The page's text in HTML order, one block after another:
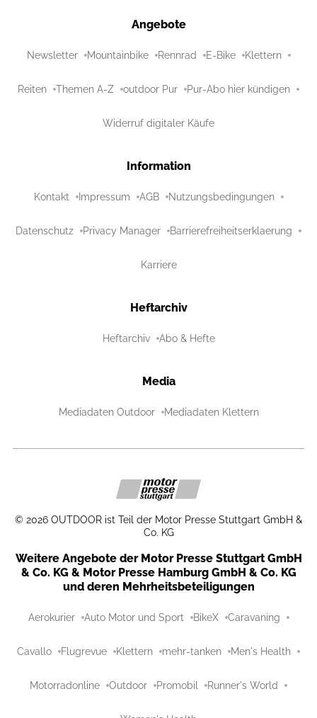
Angebote
Newsletter Mountainbike Rennrad E-Bike Klettern
Reiten Themen A-Z outdoor Pur Pur-Abo hier kündigen
Widerruf digitaler Käufe
Information
Kontakt Impressum AGB Nutzungsbedingungen
Datenschutz Privacy Manager Barrierefreiheitserklaerung
Karriere
Heftarchiv
Heftarchiv Abo & Hefte
Media
Mediadaten Outdoor Mediadaten Klettern
© 2026 OUTDOOR ist Teil der Motor Presse Stuttgart GmbH &
Co. KG
Weitere Angebote der Motor Presse Stuttgart GmbH
& Co. KG & Motor Presse Hamburg GmbH & Co. KG
und deren Mehrheitsbeteiligungen
Aerokurier Auto Motor und Sport BikeX Caravaning
Cavallo Flugrevue Klettern mehr-tanken Men's Health
Motorradonline Outdoor Promobil Runner's World